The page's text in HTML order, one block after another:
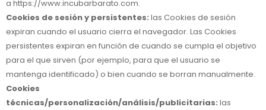
a https://www.incubarbarato.com.
Cookies de sesión y persistentes: las Cookies de sesión
expiran cuando el usuario cierra el navegador. Las Cookies
persistentes expiran en función de cuando se cumpla el objetivo
para el que sirven (por ejemplo, para que el usuario se
mantenga identificado) o bien cuando se borran manualmente.
Cookies
técnicas/personalización/análisis/publicitarias: las